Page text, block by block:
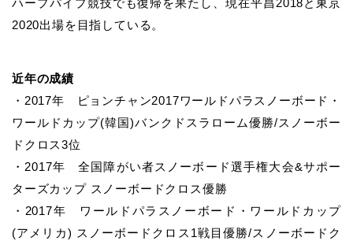
ハープパイプ競技でも復帰を果たし、現在平昌2018と東京
2020出場を目指している。
近年の成績
・2017年 ピョンチャン2017ワールドパラスノーボード・
ワールドカップ(韓国)バンクドスラローム優勝/スノーボー
ドクロス3位
・2017年 全国障がい者スノーボード選手権大会&サポー
ターズカップ スノーボードクロス優勝
・2017年 ワールドパラスノーボード・ワールドカップ
(アメリカ) スノーボードクロス1戦目優勝/スノーボードク